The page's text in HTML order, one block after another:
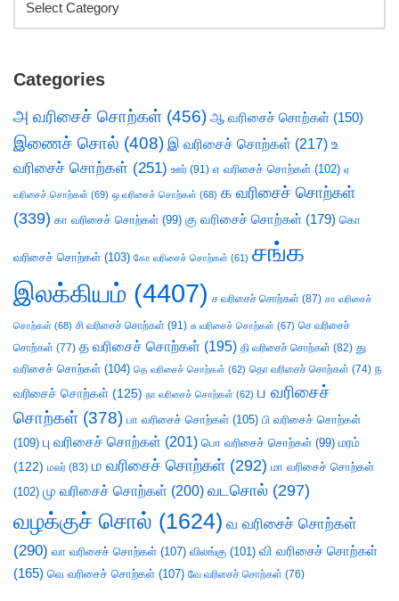
Categories
அ வரிசைச் சொற்கள் (456) ஆ வரிசைச் சொற்கள் (150)
இணைச் சொல் (408) இ வரிசைச் சொற்கள் (217) உ
வரிசைச் சொற்கள் (251) ஊர் (91) எ வரிசைச் சொற்கள் (102) ஏ
வரிசைச் சொற்கள் (69) ஒ வரிசைச் சொற்கள் (68) க வரிசைச் சொற்கள்
(339) கா வரிசைச் சொற்கள் (99) கு வரிசைச் சொற்கள் (179) கொ
வரிசைச் சொற்கள் (103) கோ வரிசைச் சொற்கள் (61) சங்க
இலக்கியம் (4407) ச வரிசைச் சொற்கள் (87) சா வரிசைச்
சொற்கள் (68) சி வரிசைச் சொற்கள் (91) சு வரிசைச் சொற்கள் (67) செ வரிசைச்
சொற்கள் (77) த வரிசைச் சொற்கள் (195) தி வரிசைச் சொற்கள் (82) து
வரிசைச் சொற்கள் (104) தெ வரிசைச் சொற்கள் (62) தொ வரிசைச் சொற்கள் (74) ந
வரிசைச் சொற்கள் (125) நா வரிசைச் சொற்கள் (62) ப வரிசைச்
சொற்கள் (378) பா வரிசைச் சொற்கள் (105) பி வரிசைச் சொற்கள்
(109) பு வரிசைச் சொற்கள் (201) பொ வரிசைச் சொற்கள் (99) மரம்
(122) மலர் (83) ம வரிசைச் சொற்கள் (292) மா வரிசைச் சொற்கள்
(102) மு வரிசைச் சொற்கள் (200) வடசொல் (297)
வழக்குச் சொல் (1624) வ வரிசைச் சொற்கள்
(290) வா வரிசைச் சொற்கள் (107) விலங்கு (101) வி வரிசைச் சொற்கள்
(165) வெ வரிசைச் சொற்கள் (107) வே வரிசைச் சொற்கள் (76)